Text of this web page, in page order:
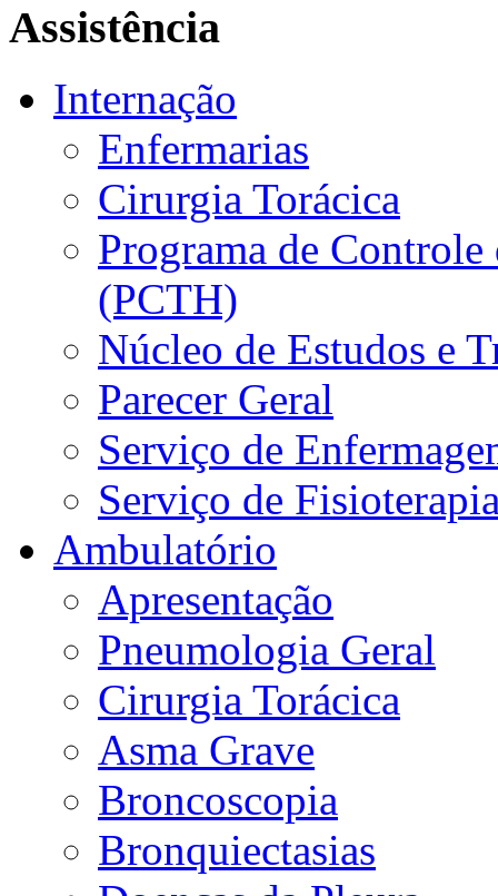
Assistência
Internação
Enfermarias
Cirurgia Torácica
Programa de
(PCTH)
Núcleo de Estudos e
Parecer Geral
Serviço de
Serviço de
Ambulatório
Apresentação
Pneumologia Geral
Cirurgia Torácica
Asma Grave
Broncoscopia
Bronquiectasias